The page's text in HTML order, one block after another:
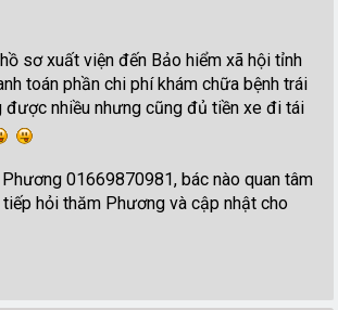
sơ xuất viện đến Bảo hiểm xã hội tỉnh
toán phần chi phí khám chữa bệnh trái
được nhiều nhưng cũng đủ tiền xe đi tái
01669870981, bác nào quan tâm
hỏi thăm Phương và cập nhật cho